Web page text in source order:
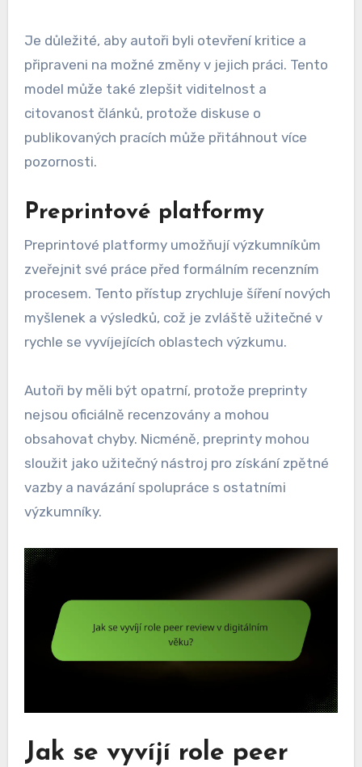
Je důležité, aby autoři byli otevření kritice a
připraveni na možné změny v jejich práci. Tento
model může také zlepšit viditelnost a
citovanost článků, protože diskuse o
publikovaných pracích může přitáhnout více
pozornosti.
Preprintové platformy
Preprintové platformy umožňují výzkumníkům
zveřejnit své práce před formálním recenzním
procesem. Tento přístup zrychluje šíření nových
myšlenek a výsledků, což je zvláště užitečné v
rychle se vyvíjejících oblastech výzkumu.
Autoři by měli být opatrní, protože preprinty
nejsou oficiálně recenzovány a mohou
obsahovat chyby. Nicméně, preprinty mohou
sloužit jako užitečný nástroj pro získání zpětné
vazby a navázání spolupráce s ostatními
výzkumníky.
Jak se vyvíjí role peer